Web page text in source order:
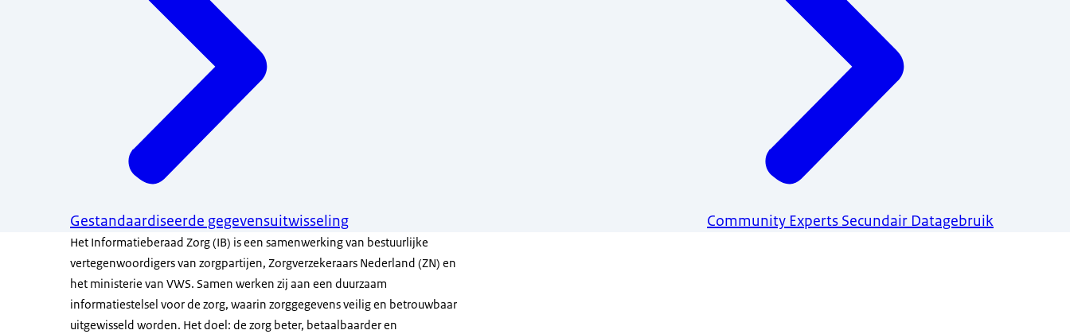
Gestandaardiseerde gegevensuitwisseling Community Experts Secundair Datagebruik
Het Informatieberaad Zorg (IB) is een samenwerking van bestuurlijke
vertegenwoordigers van zorgpartijen, Zorgverzekeraars Nederland (ZN) en
het ministerie van VWS. Samen werken zij aan een duurzaam
informatiestelsel voor de zorg, waarin zorggegevens veilig en betrouwbaar
uitgewisseld worden. Het doel: de zorg beter, betaalbaarder en